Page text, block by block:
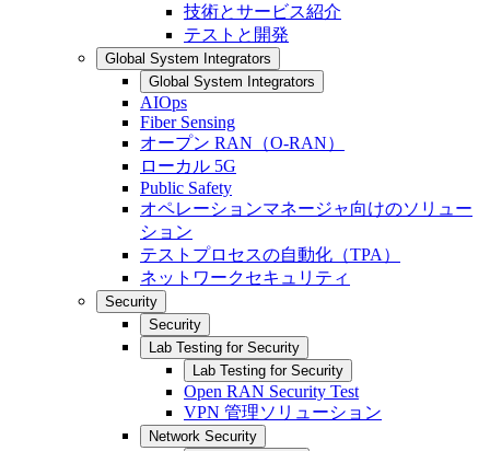
技術とサービス紹介
テストと開発
Global System Integrators
Global System Integrators
AIOps
Fiber Sensing
オープン RAN（O-RAN）
ローカル 5G
Public Safety
オペレーションマネージャ向けのソリュー
ション
テストプロセスの自動化（TPA）
ネットワークセキュリティ
Security
Security
Lab Testing for Security
Lab Testing for Security
Open RAN Security Test
VPN 管理ソリューション
Network Security